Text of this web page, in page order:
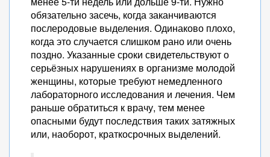
обязательно засечь, когда заканчиваются
послеродовые выделения. Одинаково плохо,
когда это случается слишком рано или очень
поздно. Указанные сроки свидетельствуют о
серьёзных нарушениях в организме молодой
женщины, которые требуют немедленного
лабораторного исследования и лечения. Чем
раньше обратиться к врачу, тем менее
опасными будут последствия таких затяжных
или, наоборот, краткосрочных выделений.